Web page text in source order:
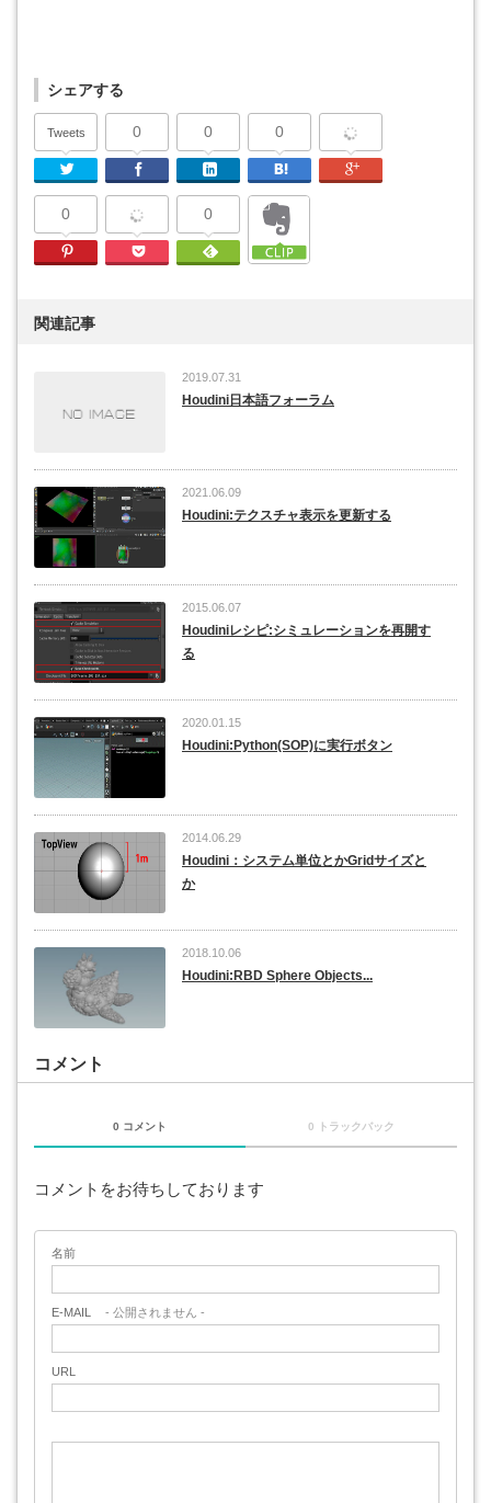
シェアする
Tweets
Twitter
0
Facebook
0
Linkedin
0
はてなブックマーク
0
Pinterest Pocket
0
Feedly
関連記事
2019.07.31
Houdini日本語フォーラム
2021.06.09
Houdini:テクスチャ表示を更新する
2015.06.07
Houdiniレシピ:シミュレーションを再開す
る
2020.01.15
Houdini:Python(SOP)に実行ボタン
2014.06.29
Houdini：システム単位とかGridサイズと
か
2018.10.06
Houdini:RBD Sphere Objects...
コメント
0 コメント 0 トラックバック
コメントをお待ちしております
名前
E-MAIL - 公開されません -
URL